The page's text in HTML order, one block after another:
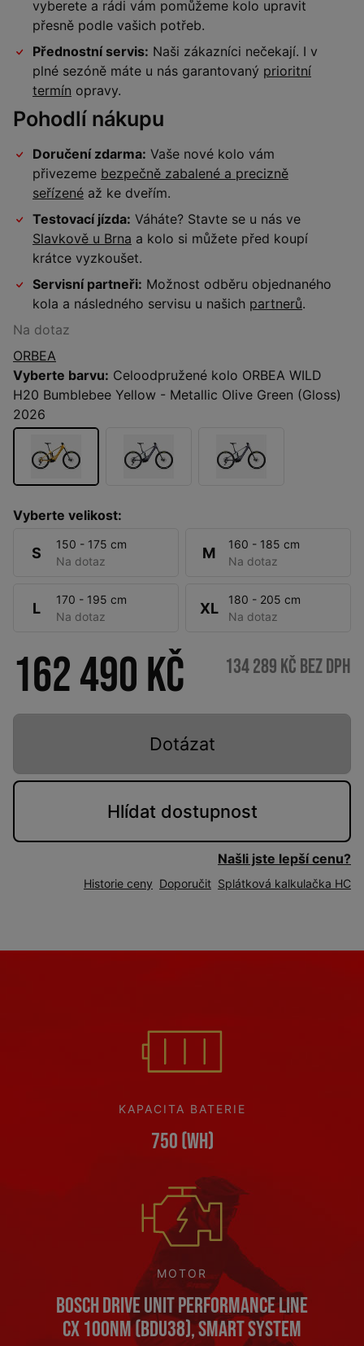
vyberete a rádi vám pomůžeme kolo upravit
přesně podle vašich potřeb.
Přednostní servis: Naši zákazníci nečekají. I v
plné sezóně máte u nás garantovaný prioritní
termín opravy.
Pohodlí nákupu
Doručení zdarma: Vaše nové kolo vám
přivezeme bezpečně zabalené a precizně
seřízené až ke dveřím.
Testovací jízda: Váháte? Stavte se u nás ve
Slavkově u Brna a kolo si můžete před koupí
krátce vyzkoušet.
Servisní partneři: Možnost odběru objednaného
kola a následného servisu u našich partnerů.
Na dotaz
ORBEA
Vyberte barvu: Celoodpružené kolo ORBEA WILD
H20 Bumblebee Yellow - Metallic Olive Green (Gloss)
2026
Vyberte velikost:
S
150 - 175 cm
Na dotaz
M
160 - 185 cm
Na dotaz
L
170 - 195 cm
Na dotaz
XL
180 - 205 cm
Na dotaz
162 490 Kč 134 289 Kč bez DPH
Dotázat
Hlídat dostupnost
Našli jste lepší cenu?
Historie ceny Doporučit Splátková kalkulačka HC
KAPACITA BATERIE
750 (Wh)
MOTOR
Bosch Drive Unit Performance Line
CX 100Nm (BDU38), Smart System